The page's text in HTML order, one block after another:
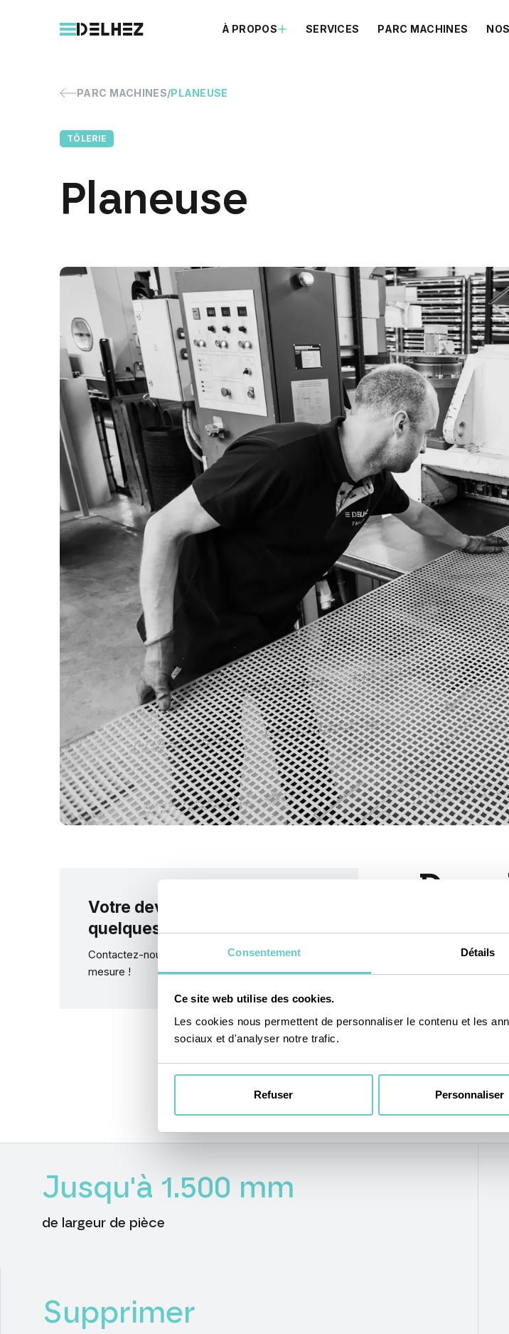
Consentement Détails
Ce site web utilise des cookies.
Les cookies nous permettent de personnaliser le contenu et les
sociaux et d'analyser notre trafic.
Refuser Personnaliser
À PROPOS SERVICES PARC MACHINES
PARC MACHINES PLANEUSE
TÔLERIE
Planeuse
Votre devis entre
quelquesclics
Contactez-nous pour une offre sur
mesure !
de
devis
Des
Certains
provoquer des
Jusqu'à 1.500 mm
de largeur de pièce
Supprimer